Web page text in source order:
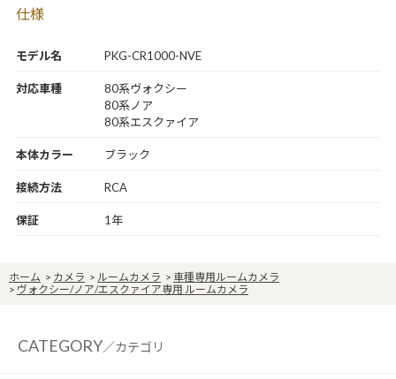
モデル名 PKG-CR1000-NVE
仕様
対応車種
80系ヴォクシー
80系ノア
80系エスクァイア
本体カラー ブラック
接続方法 RCA
保証 1年
ホーム > カメラ > ルームカメラ > 車種専用ルームカメラ
> ヴォクシー/ノア/エスクァイア専用 ルームカメラ
CATEGORY／カテゴリ